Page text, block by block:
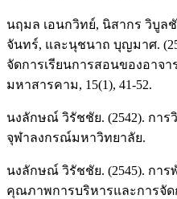
นฤมล เอนกวิทย์, นิสากร วิบูล
จันทร์, และนุชนาถ บุญมาศ.
จัดการเรียนการสอนของอาจ
มหาสารคาม, 15(1), 41-52.
นงลักษณ์ วิรัชชัย. (2542). กา
จุฬาลงกรณ์มหาวิทยาลัย.
นงลักษณ์ วิรัชชัย. (2545). กา
คุณภาพการบริหารและการจัด